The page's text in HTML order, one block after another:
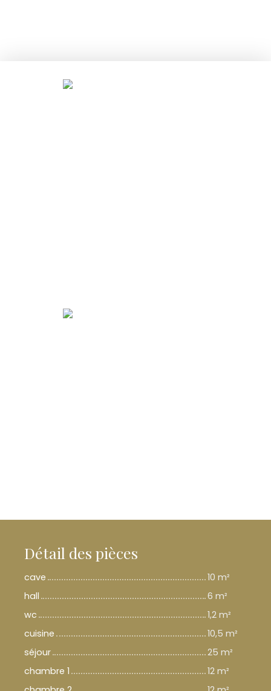
Détail des pièces
cave
10 m²
hall
6 m²
wc
1,2 m²
cuisine
10,5 m²
séjour
25 m²
chambre 1
12 m²